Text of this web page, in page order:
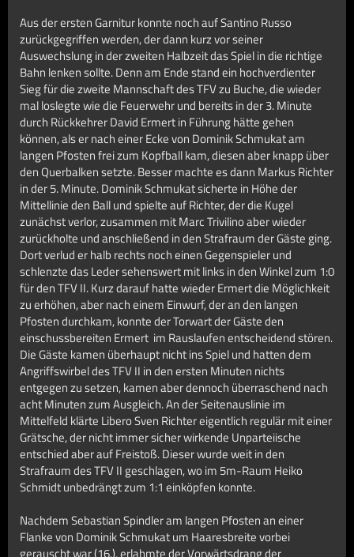
Aus der ersten Garnitur konnte noch auf Santino Russo
zurückgegriffen werden, der dann kurz vor seiner
Auswechslung in der zweiten Halbzeit das Spiel in die richtige
Bahn lenken sollte. Denn am Ende stand ein hochverdienter
Sieg für die zweite Mannschaft des TFV zu Buche, die wieder
mal loslegte wie die Feuerwehr und bereits in der 3. Minute
durch Rückkehrer David Ermert in Führung hätte gehen
können, als er nach einer Ecke von Dominik Schmukat am
langen Pfosten frei zum Kopfball kam, diesen aber knapp über
den Querbalken setzte. Besser machte es dann Markus Richter
in der 5. Minute. Dominik Schmukat sicherte in Höhe der
Mittellinie den Ball und spielte auf Richter, der die Kugel
zunächst verlor, zusammen mit Marc Trivilino aber wieder
zurückholte und anschließend in den Strafraum der Gäste ging.
Dort verlud er halb rechts noch einen Gegenspieler und
schlenzte das Leder sehenswert mit links in den Winkel zum 1:0
für den TFV II. Kurz darauf hatte wieder Ermert die Möglichkeit
zu erhöhen, aber nach einem Einwurf, der an den langen
Pfosten durchkam, konnte der Torwart der Gäste den
einschussbereiten Ermert im Rauslaufen entscheidend stören.
Die Gäste kamen überhaupt nicht ins Spiel und hatten dem
Angriffswirbel des TFV II in den ersten Minuten nichts
entgegen zu setzen, kamen aber dennoch überraschend nach
acht Minuten zum Ausgleich. An der Seitenauslinie im
Mittelfeld klärte Libero Sven Richter eigentlich regulär mit einer
Grätsche, der nicht immer sicher wirkende Unparteiische
entschied aber auf Freistoß. Dieser wurde weit in den
Strafraum des TFV II geschlagen, wo im 5m-Raum Heiko
Schmidt unbedrängt zum 1:1 einköpfen konnte.
Nachdem Sebastian Spindler am langen Pfosten an einer
Flanke von Dominik Schmukat um Haaresbreite vorbei